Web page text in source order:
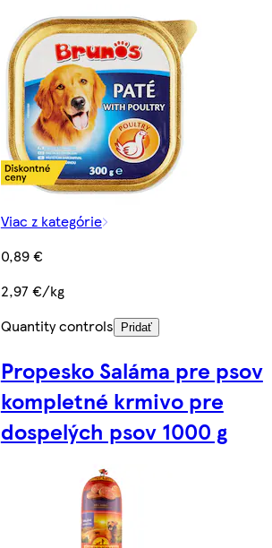
Viac z kategórie
0,89 €
2,97 €/kg
Quantity controls
Pridať
Propesko Saláma pre psov
kompletné krmivo pre
dospelých psov 1000 g